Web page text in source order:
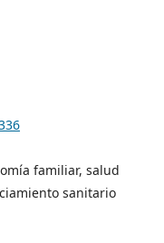
familiar, salud
sanitario